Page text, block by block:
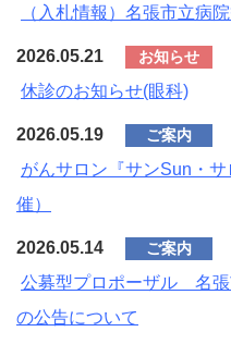
（入札情報）名張市立病
2026.05.21 お知らせ
休診のお知らせ(眼科)
2026.05.19 ご案内
がんサロン『サンSun・
催）
2026.05.14 ご案内
公募型プロポーザル 名張
の公告について